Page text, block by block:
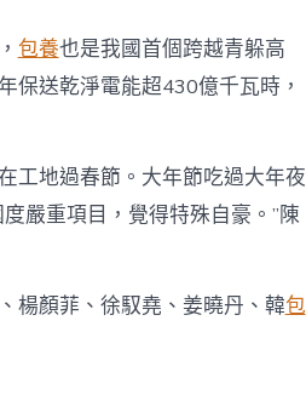
包養也是我國首個跨越青躲高
保送乾淨電能超430億千瓦時，
工地過春節。大年節吃過大年夜
嚴重項目，覺得特殊自豪。”陳
楊顏菲、徐馭堯、姜曉丹、韓包